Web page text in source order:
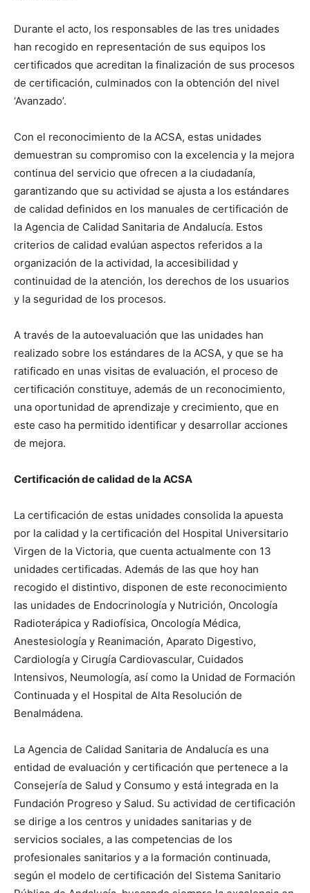
Durante el acto, los responsables de las tres unidades
han recogido en representación de sus equipos los
certificados que acreditan la finalización de sus procesos
de certificación, culminados con la obtención del nivel
‘Avanzado’.
Con el reconocimiento de la ACSA, estas unidades
demuestran su compromiso con la excelencia y la mejora
continua del servicio que ofrecen a la ciudadanía,
garantizando que su actividad se ajusta a los estándares
de calidad definidos en los manuales de certificación de
la Agencia de Calidad Sanitaria de Andalucía. Estos
criterios de calidad evalúan aspectos referidos a la
organización de la actividad, la accesibilidad y
continuidad de la atención, los derechos de los usuarios
y la seguridad de los procesos.
A través de la autoevaluación que las unidades han
realizado sobre los estándares de la ACSA, y que se ha
ratificado en unas visitas de evaluación, el proceso de
certificación constituye, además de un reconocimiento,
una oportunidad de aprendizaje y crecimiento, que en
este caso ha permitido identificar y desarrollar acciones
de mejora.
Certificación de calidad de la ACSA
La certificación de estas unidades consolida la apuesta
por la calidad y la certificación del Hospital Universitario
Virgen de la Victoria, que cuenta actualmente con 13
unidades certificadas. Además de las que hoy han
recogido el distintivo, disponen de este reconocimiento
las unidades de Endocrinología y Nutrición, Oncología
Radioterápica y Radiofísica, Oncología Médica,
Anestesiología y Reanimación, Aparato Digestivo,
Cardiología y Cirugía Cardiovascular, Cuidados
Intensivos, Neumología, así como la Unidad de Formación
Continuada y el Hospital de Alta Resolución de
Benalmádena.
La Agencia de Calidad Sanitaria de Andalucía es una
entidad de evaluación y certificación que pertenece a la
Consejería de Salud y Consumo y está integrada en la
Fundación Progreso y Salud. Su actividad de certificación
se dirige a los centros y unidades sanitarias y de
servicios sociales, a las competencias de los
profesionales sanitarios y a la formación continuada,
según el modelo de certificación del Sistema Sanitario